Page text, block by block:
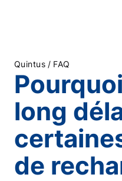
Quintus / FAQ
long
de